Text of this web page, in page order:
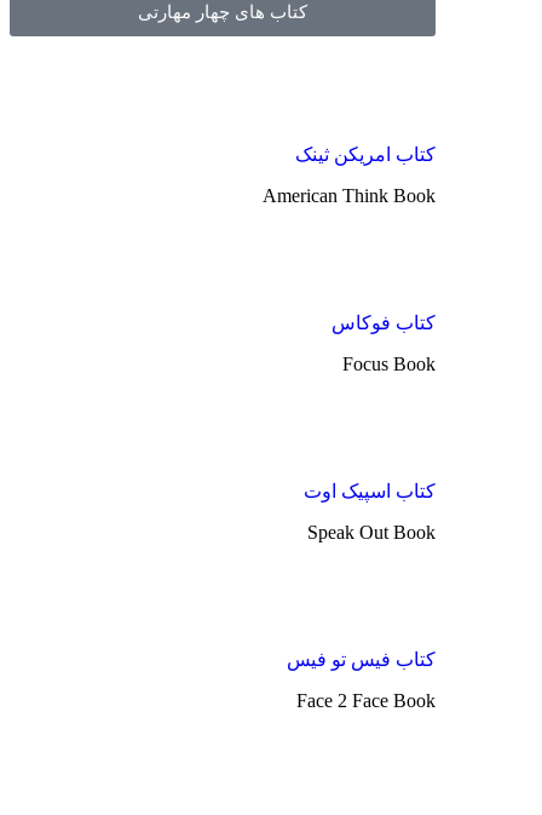
کتاب های چهار مهارتی
کتاب امریکن ثینک
American Think Book
کتاب فوکاس
Focus Book
کتاب اسپیک اوت
Speak Out Book
کتاب فیس تو فیس
Face 2 Face Book